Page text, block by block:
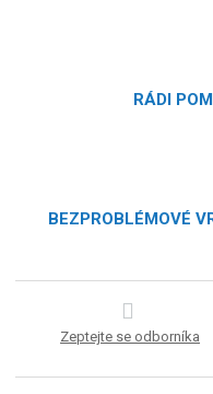
RÁDI
BEZPROBLÉMOVÉ
Zeptejte se odborníka